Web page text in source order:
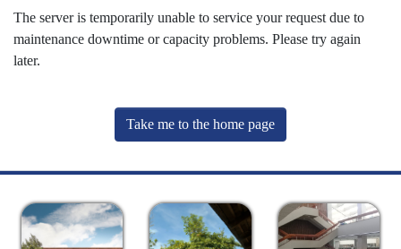
The server is temporarily unable to service your request due to
maintenance downtime or capacity problems. Please try again
later.
Take me to the home page